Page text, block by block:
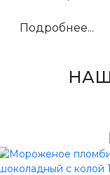
Подробнее...